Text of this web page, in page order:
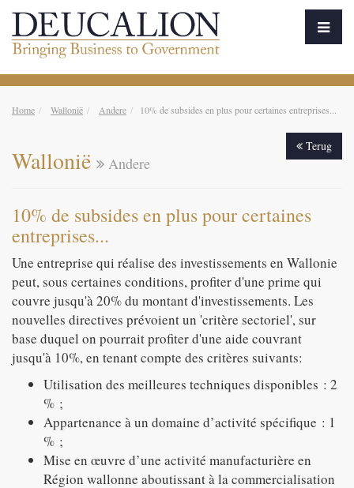
Home Wallonië Andere 10% de subsides en plus pour certaines entreprises...
Terug
Wallonië Andere
10% de subsides en plus pour certaines
entreprises...
Une entreprise qui réalise des investissements en Wallonie
peut, sous certaines conditions, profiter d'une prime qui
couvre jusqu'à 20% du montant d'investissements. Les
nouvelles directives prévoient un 'critère sectoriel', sur
base duquel on pourrait profiter d'une aide couvrant
jusqu'à 10%, en tenant compte des critères suivants:
Utilisation des meilleures techniques disponibles : 2
% ;
Appartenance à un domaine d’activité spécifique : 1
% ;
Mise en œuvre d’une activité manufacturière en
Région wallonne aboutissant à la commercialisation